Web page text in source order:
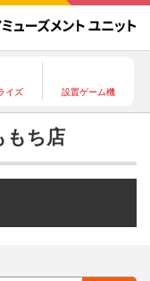
イズ 設置ゲーム機
もち店